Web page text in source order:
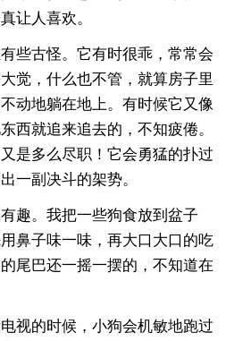
让人喜欢。
些古怪。它有时很乖，常常会
觉，什么也不管，就算房子里
动地躺在地上。有时候它又像
西就追来追去的，不知疲倦。
是多么尽职！它会勇猛的扑过
一副决斗的架势。
趣。我把一些狗食放到盆子
鼻子味一味，再大口大口的吃
尾巴还一摇一摆的，不知道在
视的时候，小狗会机敏地跑过